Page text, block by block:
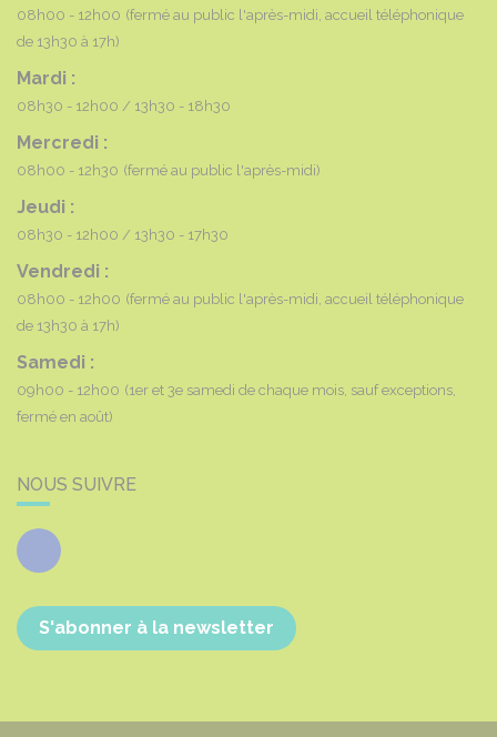
08h00 - 12h00 (fermé au public l'après-midi, accueil téléphonique
de 13h30 à 17h)
Mardi :
08h30 - 12h00 13h30 - 18h30
Mercredi :
08h00 - 12h30 (fermé au public l'après-midi)
Jeudi :
08h30 - 12h00 13h30 - 17h30
Vendredi :
08h00 - 12h00 (fermé au public l'après-midi, accueil téléphonique
de 13h30 à 17h)
Samedi :
09h00 - 12h00 (1er et 3e samedi de chaque mois, sauf exceptions,
fermé en août)
NOUS SUIVRE
Facebook
S'abonner à la newsletter